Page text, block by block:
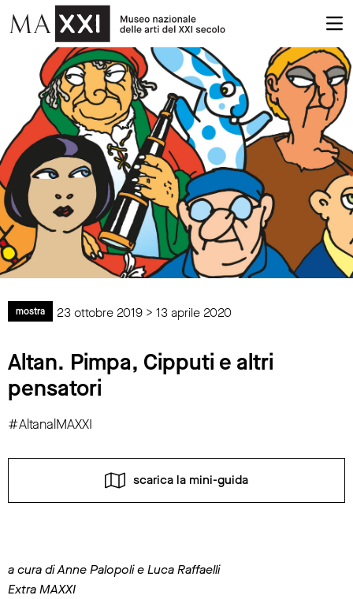
mostra 23 ottobre 2019 > 13 aprile 2020
Altan. Pimpa, Cipputi e altri
pensatori
#AltanalMAXXI
scarica la mini-guida
a cura di Anne Palopoli e Luca Raffaelli
Extra MAXXI